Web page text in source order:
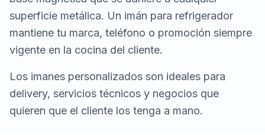
superficie metálica. Un imán para refrigerador
mantiene tu marca, teléfono o promoción siempre
vigente en la cocina del cliente.
Los imanes personalizados son ideales para
delivery, servicios técnicos y negocios que
quieren que el cliente los tenga a mano.